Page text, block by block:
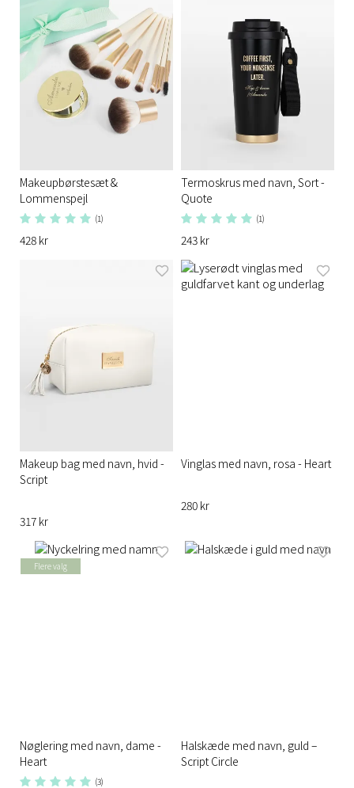
Makeupbørstesæt &
Lommenspejl
(1)
428 kr
Termoskrus med navn, Sort -
Quote
(1)
243 kr
Makeup bag med navn, hvid -
Script
317 kr
Vinglas med navn, rosa - Heart
280 kr
Flere valg
Nøglering med navn, dame -
Heart
(3)
Halskæde med navn, guld –
Script Circle